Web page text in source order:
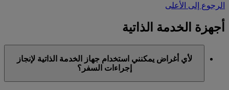
الرجوع إلى الأعلى
أجهزة الخدمة الذاتية
لأي أغراض يمكنني استخدام جهاز الخدمة الذاتية لإنجاز
إجراءات السفر؟